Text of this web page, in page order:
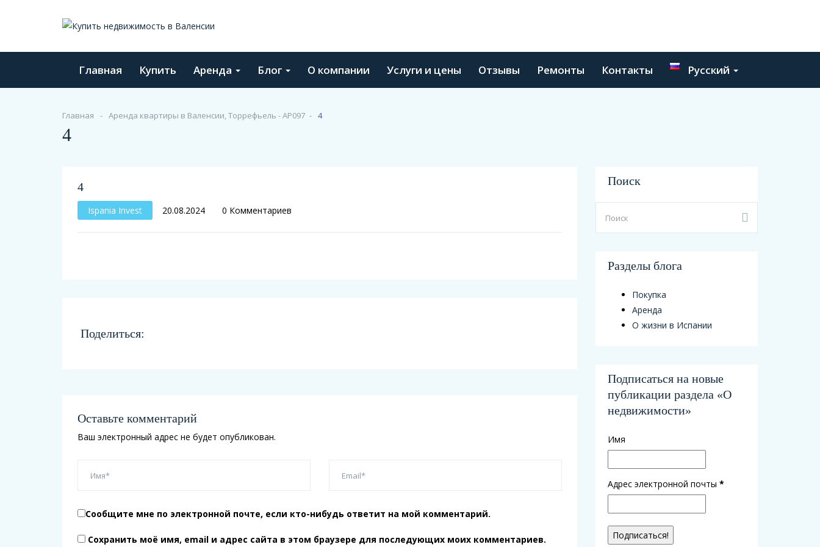
Главная Купить Аренда Блог О компании Услуги и цены Отзывы Ремонты Контакты Русский
Главная Аренда квартиры в Валенсии, Торрефьель - АР097 4
4
4
Ispania Invest 20.08.2024 0 Комментариев
Поделиться:
Оставьте комментарий
Ваш электронный адрес не будет опубликован.
Сообщите мне по электронной почте, если кто-нибудь ответит на мой комментарий.
Сохранить моё имя, email и адрес сайта в этом браузере для последующих моих комментариев.
Поиск
Разделы блога
Покупка
Аренда
О жизни в Испании
Подписаться на новые
публикации раздела «О
недвижимости»
Имя
Адрес электронной почты *